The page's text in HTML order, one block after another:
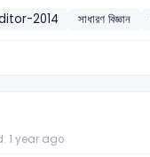
2014 সাধারণ বিজ্ঞান
1 year ago